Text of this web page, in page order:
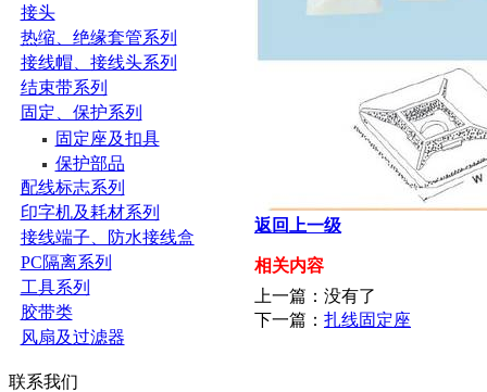
接头
热缩、绝缘套管系列
接线帽、接线头系列
结束带系列
固定、保护系列
固定座及扣具
保护部品
配线标志系列
印字机及耗材系列
接线端子、防水接线盒
PC隔离系列
工具系列
胶带类
风扇及过滤器
联系我们
返回上一级
相关内容
上一篇：没有了
下一篇： 扎线固定座